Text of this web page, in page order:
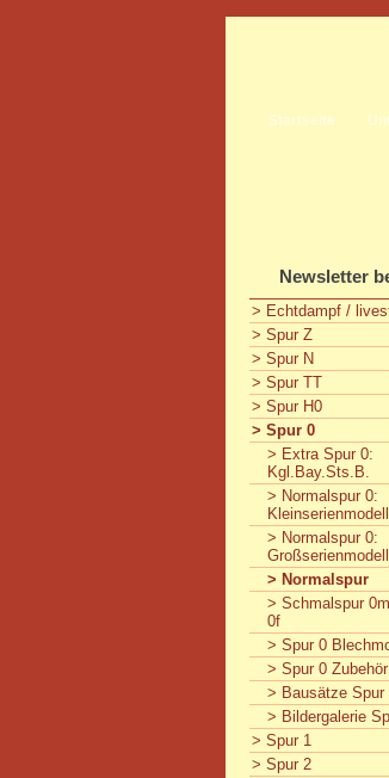
Startseite
Newsletter
> Echtdampf /
> Spur Z
> Spur N
> Spur TT
> Spur H0
> Spur 0
> Extra Spur 0:
Kgl.Bay.Sts.B.
> Normalspur 0:
> Normalspur 0:
> Normalspur
> Schmalspur
0f
> Spur 0
> Spur 0 Zubehör
> Bausätze Spur
> Bildergalerie
> Spur 1
> Spur 2